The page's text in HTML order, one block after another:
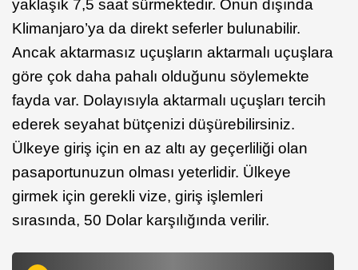
yaklaşık 7,5 saat sürmektedir. Onun dışında
Klimanjaro’ya da direkt seferler bulunabilir.
Ancak aktarmasız uçuşların aktarmalı uçuşlara
göre çok daha pahalı olduğunu söylemekte
fayda var. Dolayısıyla aktarmalı uçuşları tercih
ederek seyahat bütçenizi düşürebilirsiniz.
Ülkeye giriş için en az altı ay geçerliliği olan
pasaportunuzun olması yeterlidir. Ülkeye
girmek için gerekli vize, giriş işlemleri
sırasında, 50 Dolar karşılığında verilir.